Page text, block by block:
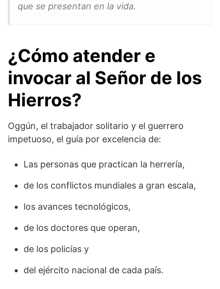
que se presentan en la vida.
¿Cómo atender e
invocar al Señor de los
Hierros?
Oggún, el trabajador solitario y el guerrero
impetuoso, el guía por excelencia de:
Las personas que practican la herrería,
de los conflictos mundiales a gran escala,
los avances tecnológicos,
de los doctores que operan,
de los policías y
del ejército nacional de cada país.